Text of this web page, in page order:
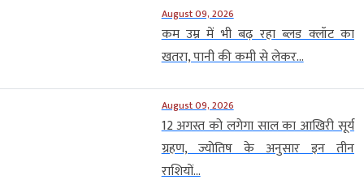
August 09, 2026
कम उम्र में भी बढ़ रहा ब्लड क्लॉट का
खतरा, पानी की कमी से लेकर...
August 09, 2026
12 अगस्त को लगेगा साल का आखिरी सूर्य
ग्रहण, ज्योतिष के अनुसार इन तीन
राशियों...